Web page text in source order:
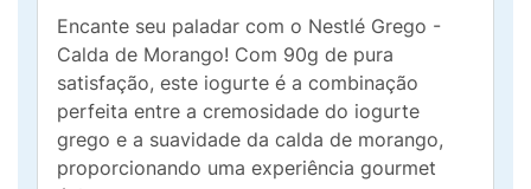
Encante seu paladar com o Nestlé Grego -
Calda de Morango! Com 90g de pura
satisfação, este iogurte é a combinação
perfeita entre a cremosidade do iogurte
grego e a suavidade da calda de morango,
proporcionando uma experiência gourmet